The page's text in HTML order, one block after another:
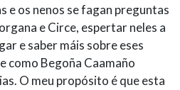
e os nenos se fagan preguntas
e Circe, espertar neles a
e saber máis sobre eses
como Begoña Caamaño
O meu propósito é que esta